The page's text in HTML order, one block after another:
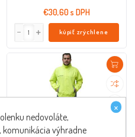
€30,60 s DPH
kúpiť zrýchlene
×
nedovoláte,
komunikácia výhradne